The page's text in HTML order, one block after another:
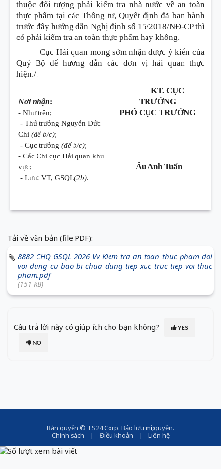
thuộc đối tượng phải kiểm tra nhà nước về an toàn
thực phẩm tại các Thông tư, Quyết định đã ban hành
trước đây hướng dẫn Nghị định số 15/2018/NĐ-CP thì
có phải kiểm tra an toàn thực phẩm hay không.
Cục Hải quan mong sớm nhận được ý kiến của
Quý Bộ để hướng dẫn các đơn vị hải quan thực
hiện./.
Nơi nhận:
- Như trên;
- Thứ trưởng Nguyễn Đức
Chi (để b/c);
- Cục trưởng (để b/c);
- Các Chi cục Hải quan khu
vực;
- Lưu: VT, GSQL(2b).
KT. CỤC
TRƯỞNG
PHÓ CỤC TRƯỞNG
Âu Anh Tuấn
Tải về văn bản (file PDF):
8882 CHQ GSQL 2026 Vv Kiem tra an toan thuc pham doi
voi dung cu bao bi chua dung tiep xuc truc tiep voi thuc
pham.pdf
(151 KB)
Câu trả lời này có giúp ích cho bạn không?
YES
NO
Bản quyền © TS24 Corp. Bảo lưu mọi quyền.
Chính sách | Điều khoản | Liên hệ